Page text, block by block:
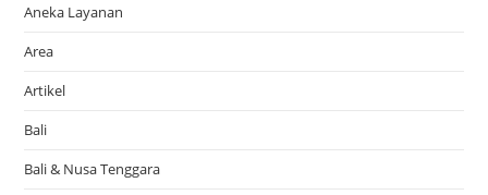
Aneka Layanan
Area
Artikel
Bali
Bali & Nusa Tenggara